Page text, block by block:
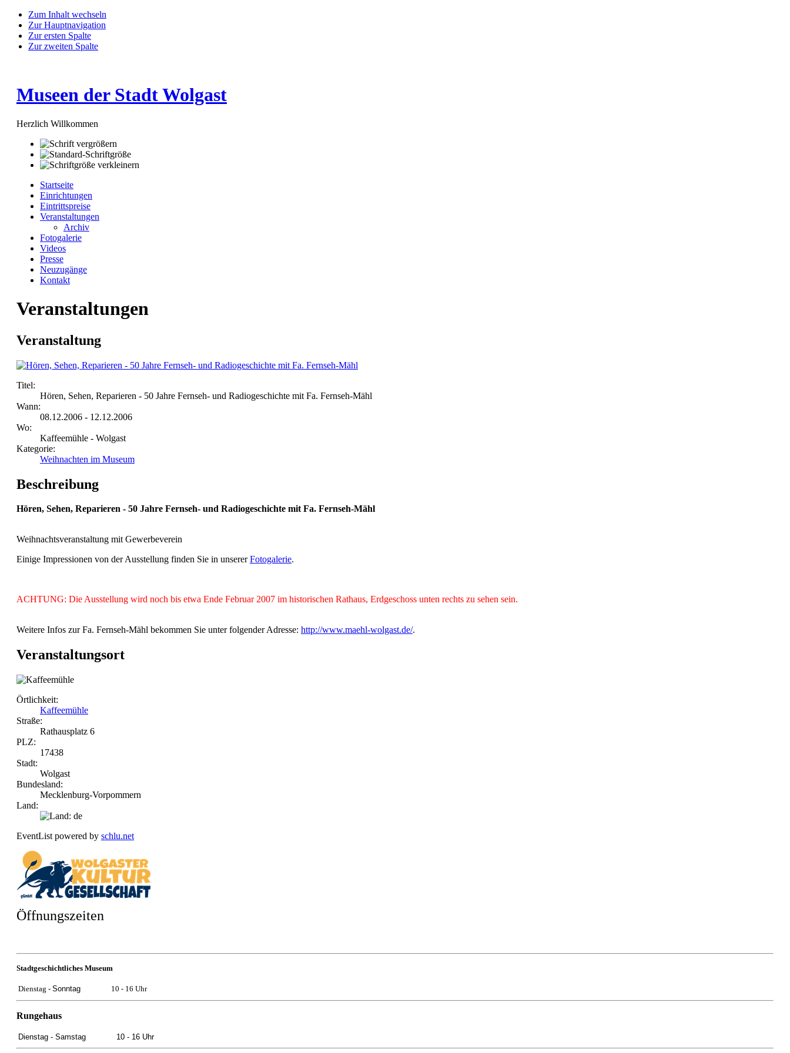
Zum Inhalt wechseln
Zur Hauptnavigation
Zur ersten Spalte
Zur zweiten Spalte
Museen der Stadt Wolgast
Herzlich Willkommen
Startseite
Einrichtungen
Eintrittspreise
Veranstaltungen
Archiv
Fotogalerie
Videos
Presse
Neuzugänge
Kontakt
Veranstaltungen
Veranstaltung
Titel:
Hören, Sehen, Reparieren - 50 Jahre Fernseh- und Radiogeschichte mit Fa. Fernseh-Mähl
Wann:
08.12.2006 - 12.12.2006
Wo:
Kaffeemühle - Wolgast
Kategorie:
Weihnachten im Museum
Beschreibung
Hören, Sehen, Reparieren - 50 Jahre Fernseh- und Radiogeschichte mit Fa. Fernseh-Mähl
Weihnachtsveranstaltung mit Gewerbeverein
Einige Impressionen von der Ausstellung finden Sie in unsererFotogalerie.
ACHTUNG: Die Ausstellung wird noch bis etwa Ende Februar 2007 im historischen Rathaus, Erdgeschoss unten rechts zu sehen sein.
Weitere Infos zur Fa. Fernseh-Mähl bekommen Sie unter folgender Adresse: http://www.maehl-wolgast.de/.
Veranstaltungsort
Örtlichkeit:
Kaffeemühle
Straße:
Rathausplatz 6
PLZ:
17438
Stadt:
Wolgast
Bundesland:
Mecklenburg-Vorpommern
Land:
EventList powered by schlu.net
Öffnungszeiten
Stadtgeschichtliches Museum
Dienstag - Sonntag 10 - 16 Uhr
Rungehaus
Dienstag - Samstag 10 - 16 Uhr